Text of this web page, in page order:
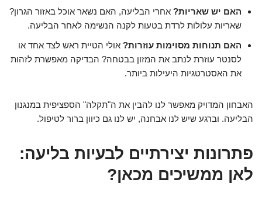
האם יש שאריות? אחרי הבליעה, האם נשאר אוכל באזור הגרון?
שאריות עלולות לרדת בטעות לקנה הנשימה לאחר הבליעה.
האם תנוחות מסוימות עוזרות? אולי הטיית ראש לצד אחד או
לסנטר עוזרת לנתב את המזון בבטחה? הבדיקה מאפשרת לזהות
את האסטרטגיות היעילות ביותר.
האבחון המדויק מאפשר לנו להבין את ה"תקלה" הספציפית במנגנון
הבליעה. וברגע שיש לנו אבחנה, יש לנו גם כיוון ברור לטיפול.
פתרונות יצירתיים לבעיות בליעה:
לאן ממשיכים מכאן?